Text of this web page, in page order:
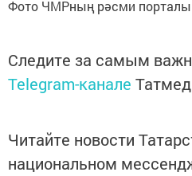
Фото ЧМРның рәсми
Следите за самым
Telegram-канале
Читайте новости
национальном